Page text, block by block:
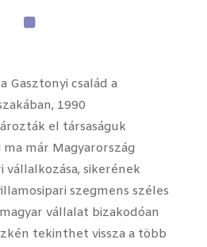
Gasztonyi család a
1990
el társaságuk
már Magyarország
sikerének
szegmens széles
vállalat bizakodóan
tekinthet vissza a több